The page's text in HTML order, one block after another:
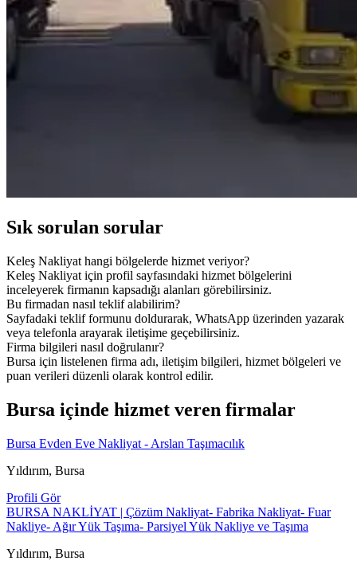
Sık sorulan sorular
Keleş Nakliyat hangi bölgelerde hizmet veriyor?
Keleş Nakliyat için profil sayfasındaki hizmet bölgelerini
inceleyerek firmanın kapsadığı alanları görebilirsiniz.
Bu firmadan nasıl teklif alabilirim?
Sayfadaki teklif formunu doldurarak, WhatsApp üzerinden yazarak
veya telefonla arayarak iletişime geçebilirsiniz.
Firma bilgileri nasıl doğrulanır?
Bursa için listelenen firma adı, iletişim bilgileri, hizmet bölgeleri ve
puan verileri düzenli olarak kontrol edilir.
Bursa içinde hizmet veren firmalar
Bursa Evden Eve Nakliyat - Arslan Taşımacılık
Yıldırım, Bursa
Profili Gör
BURSA NAKLİYAT | Çözüm Nakliyat- Fabrika Nakliyat- Fuar
Nakliye- Ağır Yük Taşıma- Parsiyel Yük Nakliye ve Taşıma
Yıldırım, Bursa